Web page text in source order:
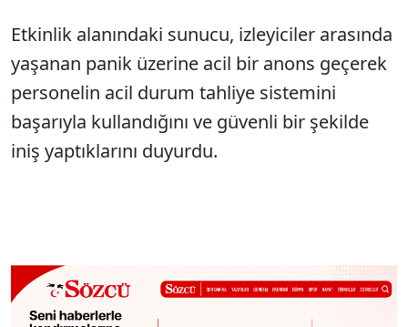
Etkinlik alanındaki sunucu, izleyiciler arasında
yaşanan panik üzerine acil bir anons geçerek
personelin acil durum tahliye sistemini
başarıyla kullandığını ve güvenli bir şekilde
iniş yaptıklarını duyurdu.